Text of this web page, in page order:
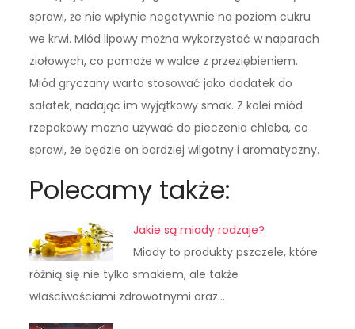
sprawi, że nie wpłynie negatywnie na poziom cukru
we krwi. Miód lipowy można wykorzystać w naparach
ziołowych, co pomoże w walce z przeziębieniem.
Miód gryczany warto stosować jako dodatek do
sałatek, nadając im wyjątkowy smak. Z kolei miód
rzepakowy można używać do pieczenia chleba, co
sprawi, że będzie on bardziej wilgotny i aromatyczny.
Polecamy także:
Jakie są miody rodzaje?
Miody to produkty pszczele, które
różnią się nie tylko smakiem, ale także
właściwościami zdrowotnymi oraz…